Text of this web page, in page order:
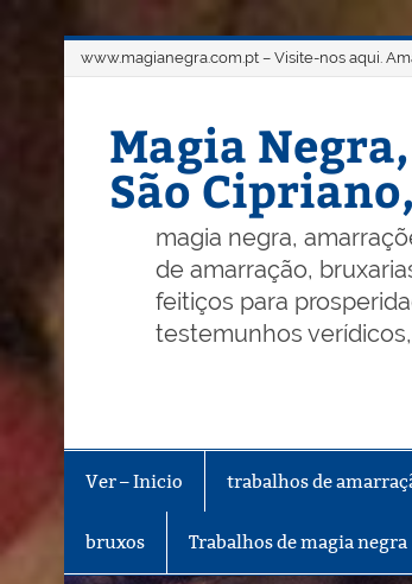
www.magianegra.com.pt – Visite-nos aqui.
Magia
São Cipriano,
magia negra,
de amarração,
feitiços para
testemunhos
Ver – Inicio trabalhos de
bruxos Trabalhos de magia negra